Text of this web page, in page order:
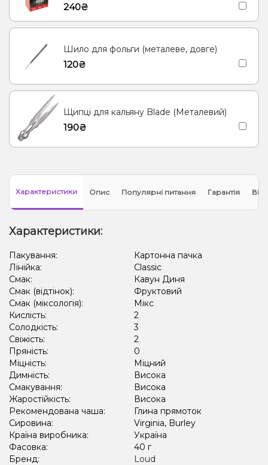
Груша/Дюшес Кокос, Печиво
240₴
Шило для фольги (металеве, довге)
120₴
Щипці для кальяну Blade (Металевий)
190₴
Характеристики Опис Популярні питання Гарантія
Характеристики:
Пакування:
Картонна пачка
Лінійка:
Classic
Смак:
Кавун Диня
Смак (відтінок):
Фруктовий
Смак (міксологія):
Мікс
Кислість:
2
Солодкість:
3
Свіжість:
2
Пряність:
0
Міцність:
Міцний
Димність:
Висока
Смакування:
Висока
Жаростійкість:
Висока
Рекомендована чаша:
Глина прямоток
Сировина:
Virginia, Burley
Країна виробника:
Україна
Фасовка:
40 г
Бренд:
Loud